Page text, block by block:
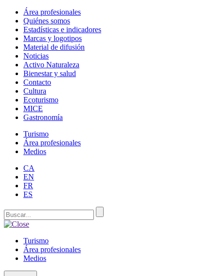
Área profesionales
Quiénes somos
Estadísticas e indicadores
Marcas y logotipos
Material de difusión
Noticias
Activo Naturaleza
Bienestar y salud
Contacto
Cultura
Ecoturismo
MICE
Gastronomía
Turismo
Área profesionales
Medios
CA
EN
FR
ES
Turismo
Área profesionales
Medios